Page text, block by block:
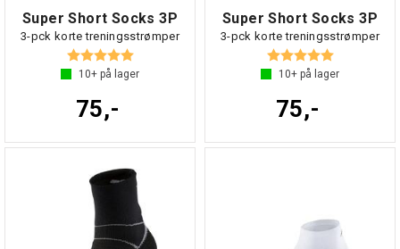
Super Short Socks 3P
3-pck korte treningsstrømper
Karakter: 5.0 av 5 mulige
10+ på lager
75,-
Super Short Socks 3P
3-pck korte treningsstrømper
Karakter: 5.0 av 5
10+ på lager
75,-